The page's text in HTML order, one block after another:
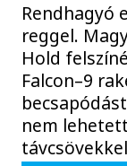
Rendhagyó
reggel.
Hold
Falcon–9
nem